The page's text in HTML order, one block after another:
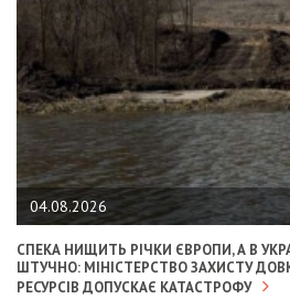
04.08.2026
СПЕКА НИЩИТЬ РІЧКИ ЄВРОПИ, А В
ШТУЧНО: МІНІСТЕРСТВО ЗАХИСТУ
РЕСУРСІВ ДОПУСКАЄ КАТАСТРОФУ